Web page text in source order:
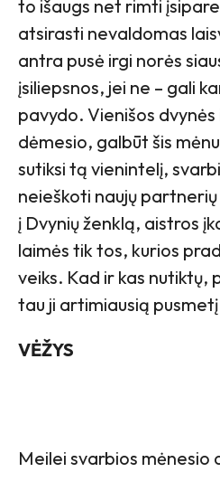
to išaugs net rimti
atsirasti nevaldomas
antra pusė irgi norės
įsiliepsnos, jei ne – gali
pavydo. Vienišos dvynės
dėmesio, galbūt šis
sutiksi tą vienintelį,
neieškoti naujų partnerių
į Dvynių ženklą, aistros
laimės tik tos, kurios
veiks. Kad ir kas nutiktų,
tau ji artimiausią
VĖŽYS
Meilei svarbios mėnesio